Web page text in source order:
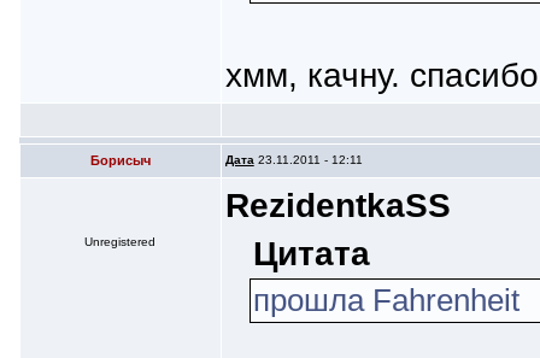
хмм, качну. спасибо
Борисыч Дата 23.11.2011 - 12:11
Unregistered
RezidentkaSS
Цитата
прошла Fahrenheit